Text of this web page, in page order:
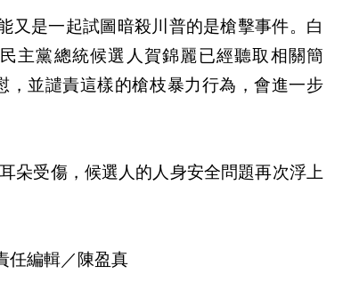
又是一起試圖暗殺川普的是槍擊事件。白
主黨總統候選人賀錦麗已經聽取相關簡
，並譴責這樣的槍枝暴力行為，會進一步
朵受傷，候選人的人身安全問題再次浮上
編輯／陳盈真